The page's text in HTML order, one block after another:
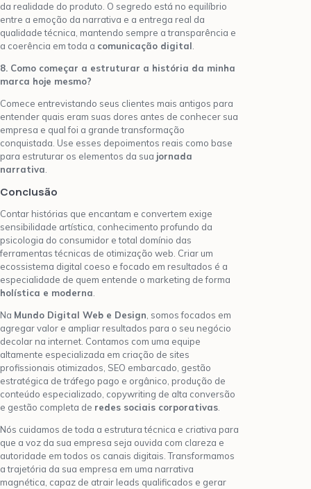
da realidade do produto. O segredo está no equilíbrio
entre a emoção da narrativa e a entrega real da
qualidade técnica, mantendo sempre a transparência e
a coerência em toda a comunicação digital
8. Como começar a estruturar a história da minha
marca hoje mesmo?
Comece entrevistando seus clientes mais antigos para
entender quais eram suas dores antes de conhecer sua
empresa e qual foi a grande transformação
conquistada. Use esses depoimentos reais como base
para estruturar os elementos da sua jornada
narrativa
Conclusão
Contar histórias que encantam e convertem exige
sensibilidade artística, conhecimento profundo da
psicologia do consumidor e total domínio das
ferramentas técnicas de otimização web. Criar um
ecossistema digital coeso e focado em resultados é a
especialidade de quem entende o marketing de forma
holística e moderna
Na Mundo Digital Web e Design , somos focados em
agregar valor e ampliar resultados para o seu negócio
decolar na internet. Contamos com uma equipe
altamente especializada em criação de sites
profissionais otimizados, SEO embarcado, gestão
estratégica de tráfego pago e orgânico, produção de
conteúdo especializado, copywriting de alta conversão
e gestão completa de redes sociais corporativas
Nós cuidamos de toda a estrutura técnica e criativa para
que a voz da sua empresa seja ouvida com clareza e
autoridade em todos os canais digitais. Transformamos
a trajetória da sua empresa em uma narrativa
magnética, capaz de atrair leads qualificados e gerar